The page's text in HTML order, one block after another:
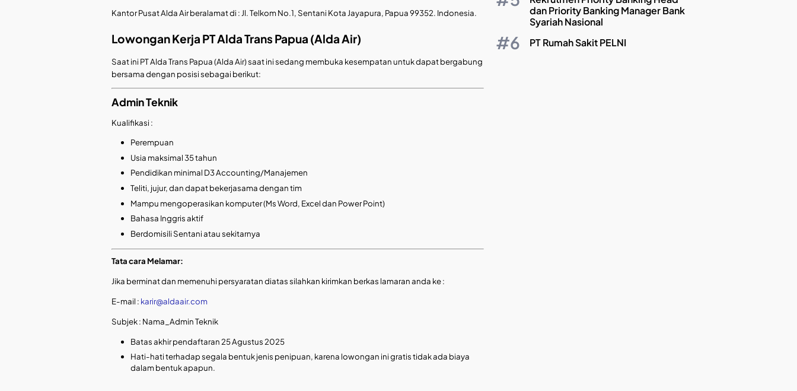
Kantor Pusat Alda Air beralamat di : Jl. Telkom No.1, Sentani Kota Jayapura, Papua 99352. Indonesia.
Lowongan Kerja PT Alda Trans Papua (Alda Air)
Saat ini PT Alda Trans Papua (Alda Air) saat ini sedang membuka kesempatan untuk dapat bergabung
bersama dengan posisi sebagai berikut:
Admin Teknik
Kualifikasi :
Perempuan
Usia maksimal 35 tahun
Pendidikan minimal D3 Accounting/Manajemen
Teliti, jujur, dan dapat bekerjasama dengan tim
Mampu mengoperasikan komputer (Ms Word, Excel dan Power Point)
Bahasa Inggris aktif
Berdomisili Sentani atau sekitarnya
Tata cara Melamar:
Jika berminat dan memenuhi persyaratan diatas silahkan kirimkan berkas lamaran anda ke :
E-mail : karir@aldaair.com
Subjek : Nama_Admin Teknik
Batas akhir pendaftaran 25 Agustus 2025
Hati-hati terhadap segala bentuk jenis penipuan, karena lowongan ini gratis tidak ada biaya
dalam bentuk apapun.
dan Priority Banking Manager Bank
Syariah Nasional
PT Rumah Sakit PELNI